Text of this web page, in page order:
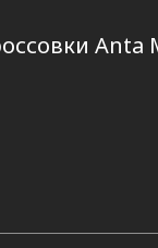
Anta